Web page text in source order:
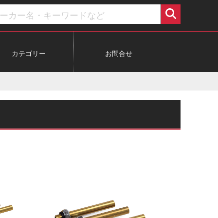
お問合せ
カテゴリー